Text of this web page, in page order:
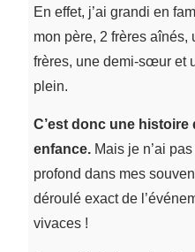
En effet, j’ai grandi en
mon père, 2 frères aînés,
frères, une demi-sœur et
plein.
C’est donc une
enfance. Mais je n’ai
profond dans mes
déroulé exact de
vivaces !